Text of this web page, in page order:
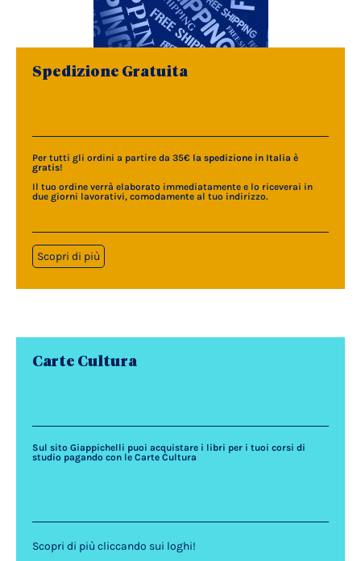
Spedizione Gratuita
Per tutti gli ordini a partire da 35€ la spedizione in Italia è
gratis!
Il tuo ordine verrà elaborato immediatamente e lo riceverai in
due giorni lavorativi, comodamente al tuo indirizzo.
Scopri di più
Carte Cultura
Sul sito Giappichelli puoi acquistare i libri per i tuoi corsi di
studio pagando con le Carte Cultura
Scopri di più cliccando sui loghi!